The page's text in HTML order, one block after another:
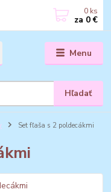
Menu
Hľadať
0 ks
za 0 €
Set fľaša s 2 poldecákmi